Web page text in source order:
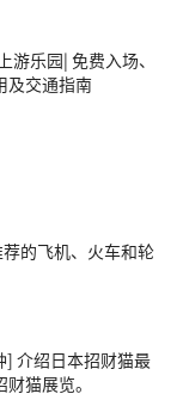
游乐园| 免费入场、
及交通指南
的飞机、火车和轮
] 介绍日本招财猫最
猫展览。